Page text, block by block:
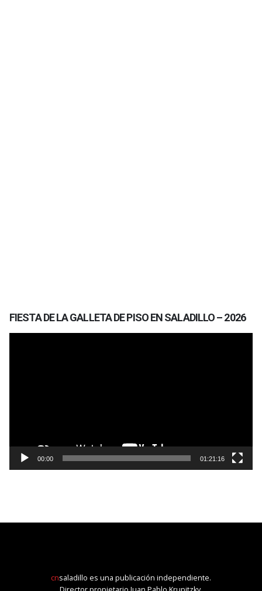
FIESTA DE LA GALLETA DE PISO EN SALADILLO – 2026
00:00 01:21:16
cnsaladillo es una publicación independiente.